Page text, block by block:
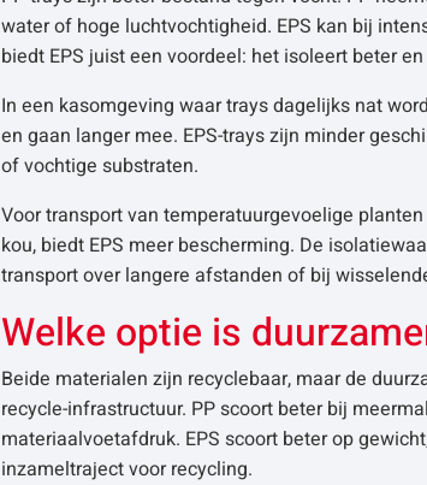
water of hoge luchtvochtigheid. EPS kan bij
biedt EPS juist een voordeel: het isoleert beter
In een kasomgeving waar trays dagelijks nat
en gaan langer mee. EPS-trays zijn minder
of vochtige substraten.
Voor transport van temperatuurgevoelige
kou, biedt EPS meer bescherming. De
transport over langere afstanden of bij
Welke optie is
Beide materialen zijn recyclebaar, maar de
recycle-infrastructuur. PP scoort beter bij
materiaalvoetafdruk. EPS scoort beter op
inzameltraject voor recycling.